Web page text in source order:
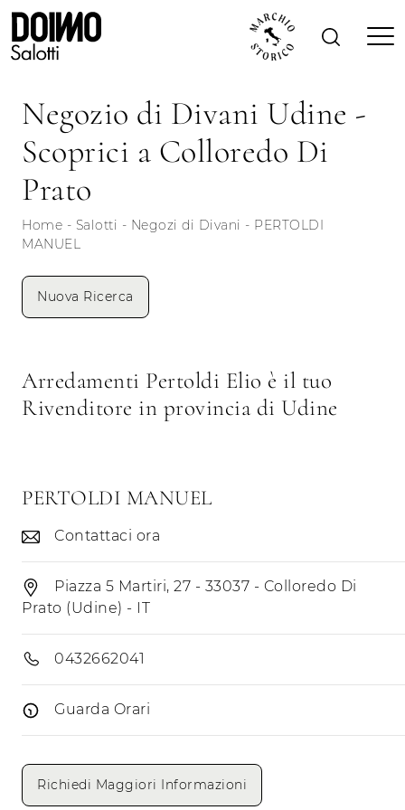
Negozio di Divani Udine -
Scoprici a Colloredo Di
Prato
Home - Salotti - Negozi di Divani - PERTOLDI
MANUEL
Nuova Ricerca
PERTOLDI MANUEL
Contattaci ora
Piazza 5 Martiri, 27 - 33037 - Colloredo Di
Prato (Udine) - IT
0432662041
Guarda Orari
Lunedì
Richiedi Maggiori Informazioni
Arredamenti Pertoldi Elio è il tuo
Rivenditore in provincia di Udine